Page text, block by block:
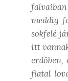
meddig
sokfelé
itt
fiatal